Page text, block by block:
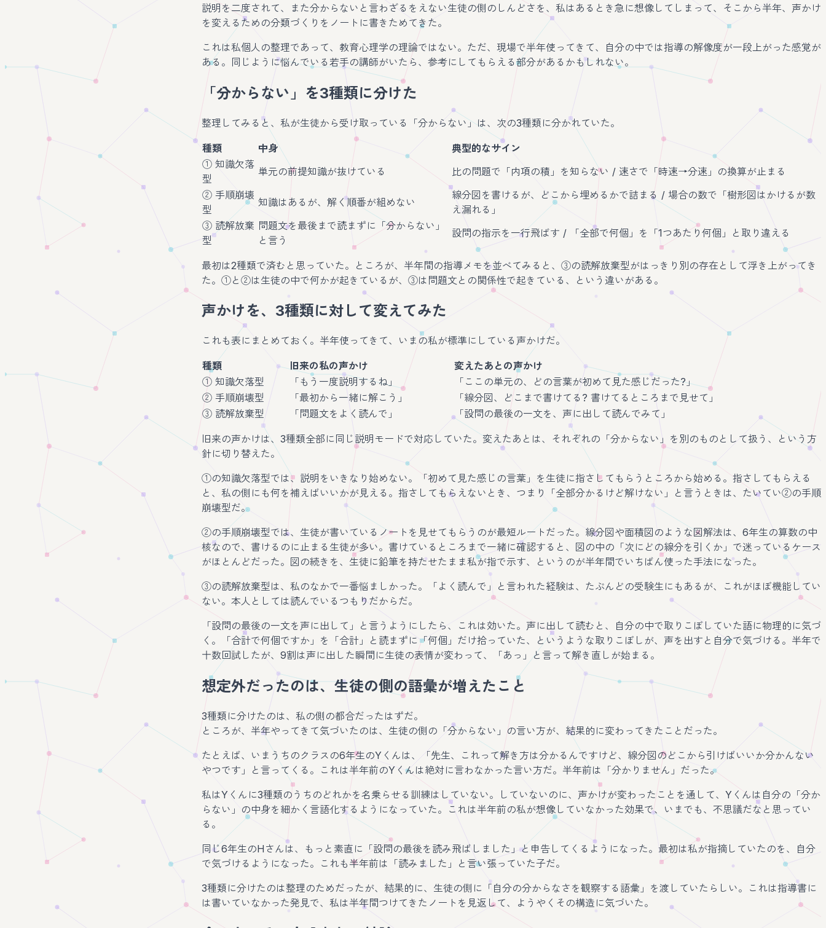
説明を二度されて、また分からないと言わざるをえない生徒の側のしんどさを、私はあるとき急に想像してしまって、そこから半年、声かけ
を変えるための分類づくりをノートに書きためてきた。
これは私個人の整理であって、教育心理学の理論ではない。ただ、現場で半年使ってきて、自分の中では指導の解像度が一段上がった感覚が
ある。同じように悩んでいる若手の講師がいたら、参考にしてもらえる部分があるかもしれない。
「分からない」を3種類に分けた
整理してみると、私が生徒から受け取っている「分からない」は、次の3種類に分かれていた。
種類 中身
典型的なサイン
① 知識欠落
型
単元の前提知識が抜けている
比の問題で「内項の積」を知らない / 速さで「時速→分速」の換算が止まる
② 手順崩壊
型
知識はあるが、解く順番が組めない
線分図を書けるが、どこから埋めるかで詰まる / 場合の数で「樹形図はかけるが数
え漏れる」
③ 読解放棄
型
問題文を最後まで読まずに「分からない」
と言う
設問の指示を一行飛ばす / 「全部で何個」を「1つあたり何個」と取り違える
最初は2種類で済むと思っていた。ところが、半年間の指導メモを並べてみると、③の読解放棄型がはっきり別の存在として浮き上がってき
た。①と②は生徒の中で何かが起きているが、③は問題文との関係性で起きている、という違いがある。
声かけを、3種類に対して変えてみた
これも表にまとめておく。半年使ってきて、いまの私が標準にしている声かけだ。
種類 旧来の私の声かけ
変えたあとの声かけ
① 知識欠落型
「もう一度説明するね」
「ここの単元の、どの言葉が初めて見た感じだった?」
② 手順崩壊型
「最初から一緒に解こう」
「線分図、どこまで書けてる? 書けてるところまで見せて」
③ 読解放棄型
「問題文をよく読んで」 「設問の最後の一文を、声に出して読んでみて」
旧来の声かけは、3種類全部に同じ説明モードで対応していた。変えたあとは、それぞれの「分からない」を別のものとして扱う、という方
針に切り替えた。
①の知識欠落型では、説明をいきなり始めない。「初めて見た感じの言葉」を生徒に指さしてもらうところから始める。指さしてもらえる
と、私の側にも何を補えばいいかが見える。指さしてもらえないとき、つまり「全部分かるけど解けない」と言うときは、たいてい②の手順
崩壊型だ。
②の手順崩壊型では、生徒が書いているノートを見せてもらうのが最短ルートだった。線分図や面積図のような図解法は、6年生の算数の中
核なので、書けるのに止まる生徒が多い。書けているところまで一緒に確認すると、図の中の「次にどの線分を引くか」で迷っているケース
がほとんどだった。図の続きを、生徒に鉛筆を持たせたまま私が指で示す、というのが半年間でいちばん使った手法になった。
③の読解放棄型は、私のなかで一番悩ましかった。「よく読んで」と言われた経験は、たぶんどの受験生にもあるが、これがほぼ機能してい
ない。本人としては読んでいるつもりだからだ。
「設問の最後の一文を声に出して」と言うようにしたら、これは効いた。声に出して読むと、自分の中で取りこぼしていた語に物理的に気づ
く。「合計で何個ですか」を「合計」と読まずに「何個」だけ拾っていた、というような取りこぼしが、声を出すと自分で気づける。半年で
十数回試したが、9割は声に出した瞬間に生徒の表情が変わって、「あっ」と言って解き直しが始まる。
想定外だったのは、生徒の側の語彙が増えたこと
3種類に分けたのは、私の側の都合だったはずだ。
ところが、半年やってきて気づいたのは、生徒の側の「分からない」の言い方が、結果的に変わってきたことだった。
たとえば、いまうちのクラスの6年生のYくんは、「先生、これって解き方は分かるんですけど、線分図のどこから引けばいいか分かんない
やつです」と言ってくる。これは半年前のYくんは絶対に言わなかった言い方だ。半年前は「分かりません」だった。
私はYくんに3種類のうちのどれかを名乗らせる訓練はしていない。していないのに、声かけが変わったことを通して、Yくんは自分の「分か
らない」の中身を細かく言語化するようになっていた。これは半年前の私が想像していなかった効果で、いまでも、不思議だなと思ってい
る。
同じ6年生のHさんは、もっと素直に「設問の最後を読み飛ばしました」と申告してくるようになった。最初は私が指摘していたのを、自分
で気づけるようになった。これも半年前は「読みました」と言い張っていた子だ。
3種類に分けたのは整理のためだったが、結果的に、生徒の側に「自分の分からなさを観察する語彙」を渡していたらしい。これは指導書に
は書いていなかった発見で、私は半年間つけてきたノートを見返して、ようやくその構造に気づいた。